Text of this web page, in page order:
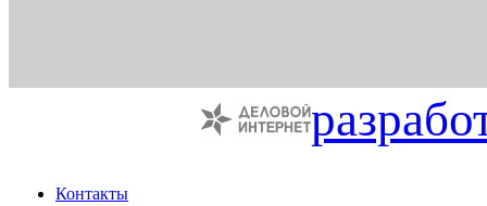
Контакты